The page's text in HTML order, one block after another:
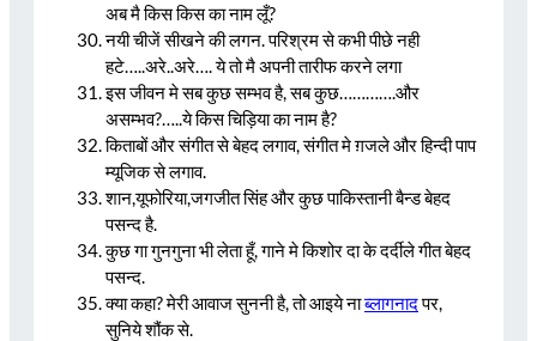
अब मै किस किस का नाम लूँ?
नयी चीजें सीखने की लगन. परिश्रम से कभी पीछे नही
हटे…..अरे..अरे…. ये तो मै अपनी तारीफ करने लगा
इस जीवन मे सब कुछ सम्भव है, सब कुछ………….और
असम्भव?…..ये किस चिड़िया का नाम है?
किताबों और संगीत से बेहद लगाव, संगीत मे ग़जले और हिन्दी पाप
म्यूजिक से लगाव.
शान,यूफोरिया,जगजीत सिंह और कुछ पाकिस्तानी बैन्ड बेहद
पसन्द है.
कुछ गा गुनगुना भी लेता हूँ, गाने मे किशोर दा के दर्दीले गीत बेहद
पसन्द.
क्या कहा? मेरी आवाज सुननी है, तो आइये नाब्लागनादपर,
सुनिये शौंक से.